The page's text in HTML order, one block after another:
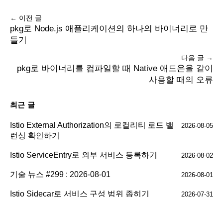
← 이전 글
pkg로 Node.js 애플리케이션의 하나의 바이너리로 만
들기
다음 글 →
pkg로 바이너리를 컴파일할 때 Native 애드온을 같이
사용할 때의 오류
최근 글
Istio External Authorization의 로컬리티 로드 밸
런싱 확인하기
2026-08-05
Istio ServiceEntry로 외부 서비스 등록하기 2026-08-02
기술 뉴스 #299 : 2026-08-01 2026-08-01
Istio Sidecar로 서비스 구성 범위 좁히기 2026-07-31